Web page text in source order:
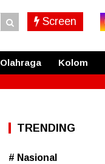
Screen
Olahraga Kolom
TRENDING
# Nasional